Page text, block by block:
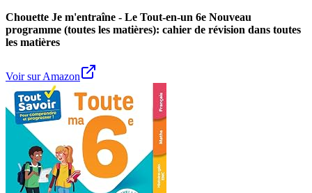
Chouette Je m'entraîne - Le Tout-en-un 6e Nouveau
programme (toutes les matières): cahier de révision dans toutes
les matières
Voir sur Amazon